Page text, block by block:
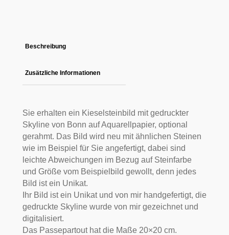
Beschreibung
Zusätzliche Informationen
Sie erhalten ein Kieselsteinbild mit gedruckter
Skyline von Bonn auf Aquarellpapier, optional
gerahmt. Das Bild wird neu mit ähnlichen Steinen
wie im Beispiel für Sie angefertigt, dabei sind
leichte Abweichungen im Bezug auf Steinfarbe
und Größe vom Beispielbild gewollt, denn jedes
Bild ist ein Unikat.
Ihr Bild ist ein Unikat und von mir handgefertigt, die
gedruckte Skyline wurde von mir gezeichnet und
digitalisiert.
Das Passepartout hat die Maße 20×20 cm.